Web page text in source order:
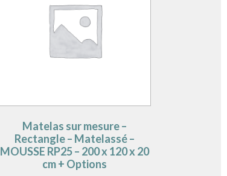
Matelas sur mesure –
Rectangle – Matelassé –
MOUSSE RP25 – 200 x 120 x 20
cm + Options